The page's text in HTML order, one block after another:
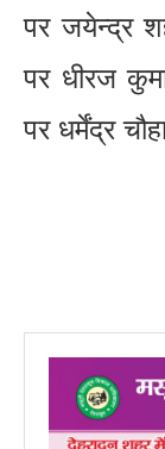
पर जयेन्द्र
पर धीरज
पर धर्मेंद्र